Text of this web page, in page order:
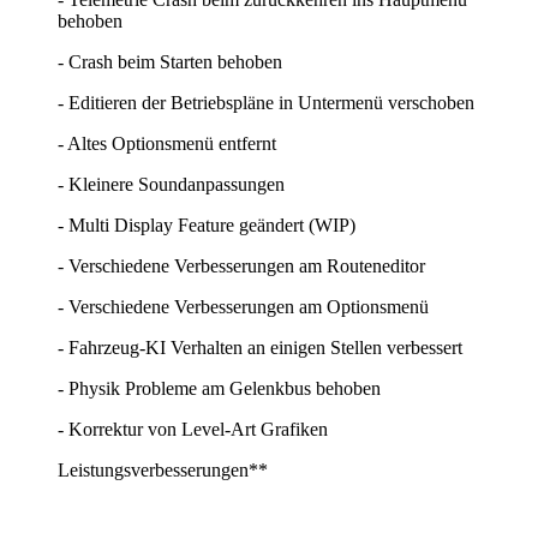
behoben
- Crash beim Starten behoben
- Editieren der Betriebspläne in Untermenü verschoben
- Altes Optionsmenü entfernt
- Kleinere Soundanpassungen
- Multi Display Feature geändert (WIP)
- Verschiedene Verbesserungen am Routeneditor
- Verschiedene Verbesserungen am Optionsmenü
- Fahrzeug-KI Verhalten an einigen Stellen verbessert
- Physik Probleme am Gelenkbus behoben
- Korrektur von Level-Art Grafiken
Leistungsverbesserungen**